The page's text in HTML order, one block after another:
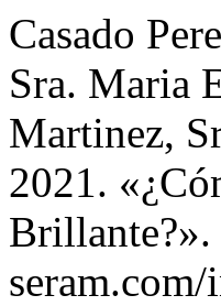
Casado
Sra. Maria
Martinez,
2021.
Brillante?».